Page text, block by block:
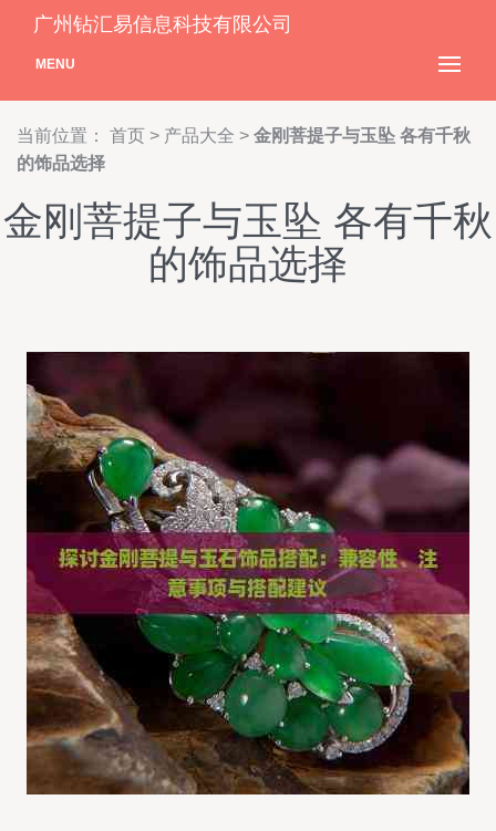
广州钻汇易信息科技有限公司
MENU
当前位置： 首页 > 产品大全 > 金刚菩提子与玉坠 各有千秋
的饰品选择
金刚菩提子与玉坠 各有千秋
的饰品选择